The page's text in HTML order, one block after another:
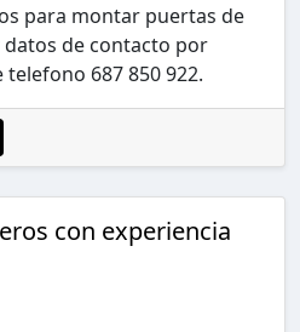
para montar puertas de
datos de contacto por
687 850 922.
con experiencia